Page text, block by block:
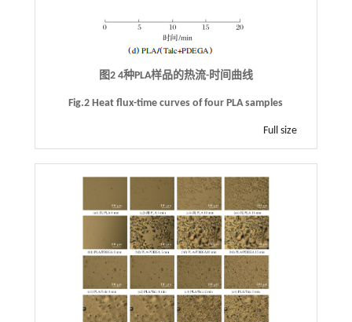
图2 4种PLA样品的热流-时间曲线
Fig.2 Heat flux-time curves of four PLA samples
Full size